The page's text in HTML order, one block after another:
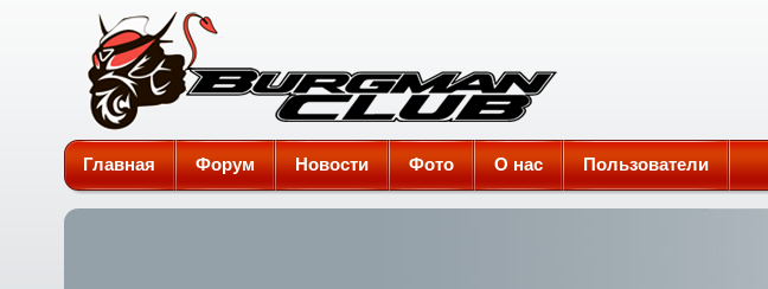
Burgman-Club
Главная Форум Новости Фото О нас Пользователи